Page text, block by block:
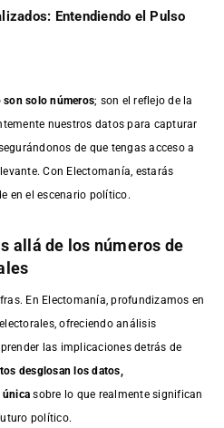
Entendiendo el Pulso
son solo números; son el reflejo de la
nuestros datos para capturar
de que tengas acceso a
Con Electomanía, estarás
en el escenario político.
allá de los números de
En Electomanía, profundizamos en
ofreciendo análisis
las implicaciones detrás de
desglosan los datos,
única sobre lo que realmente significan
político.